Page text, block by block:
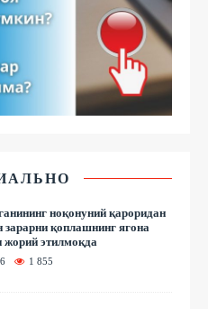
ноқонуний қароридан
зарарни қоплашнинг ягона
жорий этилмоқда
1 855